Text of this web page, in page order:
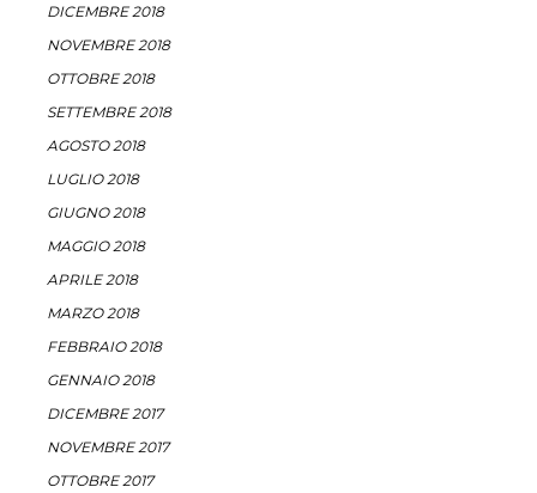
DICEMBRE 2018
NOVEMBRE 2018
OTTOBRE 2018
SETTEMBRE 2018
AGOSTO 2018
LUGLIO 2018
GIUGNO 2018
MAGGIO 2018
APRILE 2018
MARZO 2018
FEBBRAIO 2018
GENNAIO 2018
DICEMBRE 2017
NOVEMBRE 2017
OTTOBRE 2017